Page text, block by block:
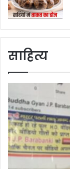
साहित्य